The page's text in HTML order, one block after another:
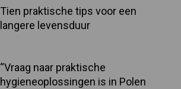
Tien praktische tips voor een
langere levensduur
“Vraag naar praktische
hygieneoplossingen is in Polen